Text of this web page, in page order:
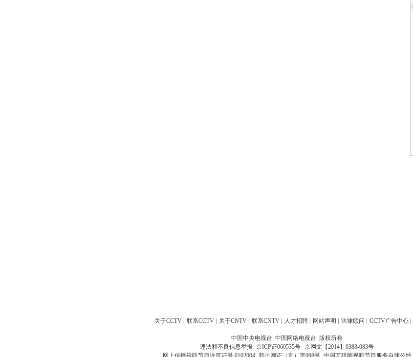
关于CCTV 联系CCTV 关于CNTV 联系CNTV 人才招聘 网站声明 法律顾问 CCTV广告中心
中国中央电视台 中国网络电视台 版权所有
违法和不良信息举报 京ICP证060535号
京网文【2014】0383-083号
网上传播视听节目许可证号 0102004 新出网证（京）字098号 中国互联网视听节目服务自律公约